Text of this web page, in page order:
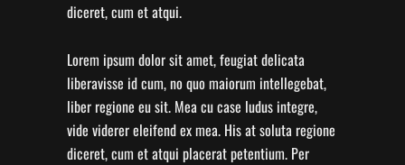
diceret, cum et atqui.
Lorem ipsum dolor sit amet, feugiat delicata
liberavisse id cum, no quo maiorum intellegebat,
liber regione eu sit. Mea cu case ludus integre,
vide viderer eleifend ex mea. His at soluta regione
diceret, cum et atqui placerat petentium. Per